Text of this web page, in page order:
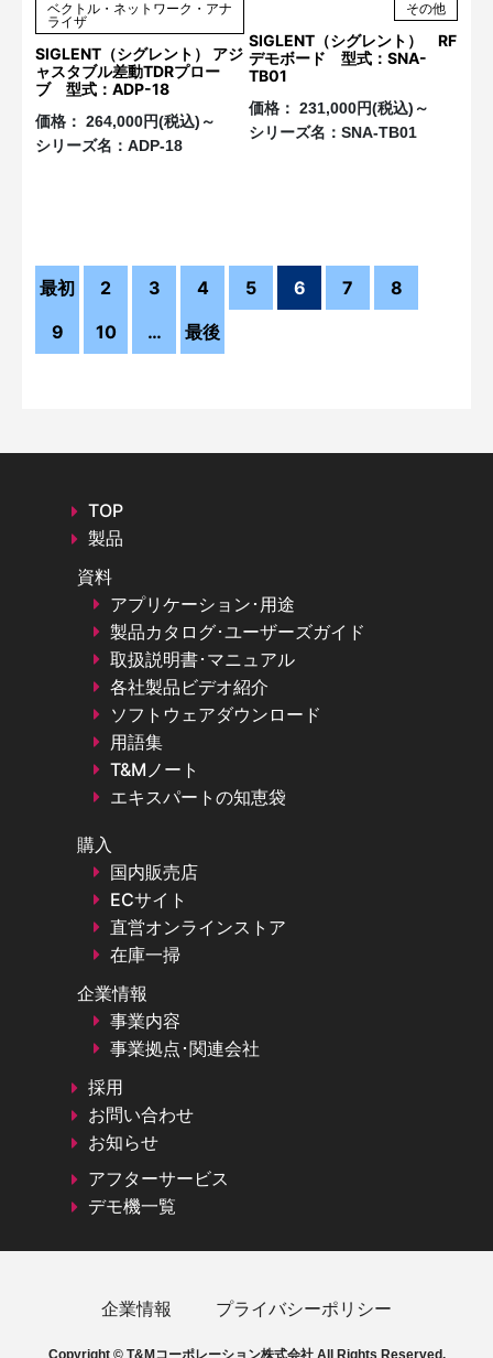
ベクトル・ネットワーク・アナ
ライザ
SIGLENT（シグレント） アジ
ャスタブル差動TDRプロー
ブ 型式：ADP-18
価格： 264,000円(税込)～
シリーズ名： ADP-18
その他
SIGLENT（シグレント） RF
デモボード 型式：SNA-
TB01
価格： 231,000円(税込)～
シリーズ名： SNA-TB01
最初 2 3 4 5 6 7
8
9
10 … 最後
TOP
製品
資料
アプリケーション･用途
製品カタログ･ユーザーズガイド
取扱説明書･マニュアル
各社製品ビデオ紹介
ソフトウェアダウンロード
用語集
T&Mノート
エキスパートの知恵袋
購入
国内販売店
ECサイト
直営オンラインストア
在庫一掃
企業情報
事業内容
事業拠点･関連会社
採用
お問い合わせ
お知らせ
アフターサービス
デモ機一覧
企業情報 プライバシーポリシー
Copyright © T&Mコーポレーション株式会社 All Rights Reserved.